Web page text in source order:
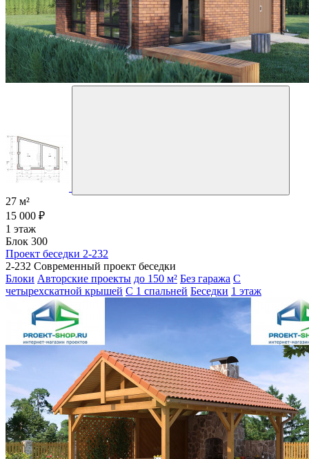
27 м²
15 000 ₽
1 этаж
Блок 300
Проект беседки 2-232
2-232 Современный проект беседки
Блоки Авторские проекты до 150 м² Без гаража С
четырехскатной крышей С 1 спальней Беседки 1 этаж